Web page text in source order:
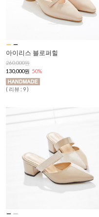
아이리스 블로퍼힐
260,000원
130,000원 50%
( 리뷰 : 9 )